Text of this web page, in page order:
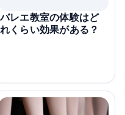
バレエ教室の体験はど
れくらい効果がある？